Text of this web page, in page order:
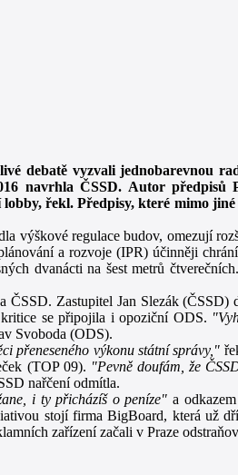
debatě vyzvali jednobarevnou
navrhla ČSSD. Autor
řekl. Předpisy, které mimo
výškové regulace budov, omezují
a rozvoje (IPR) účinněji
dvanácti na šest metrů
Zastupitel Jan Slezák (ČSSD)
se připojila i opoziční ODS.
Svoboda (ODS).
přeneseného výkonu státní správy,"
(TOP 09). "Pevně doufám, že
nařčení odmítla.
i ty přicházíš o peníze" a
stojí firma BigBoard, která už
zařízení začali v Praze